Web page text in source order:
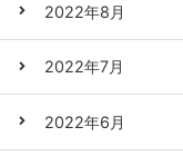
2022年8月
2022年7月
2022年6月